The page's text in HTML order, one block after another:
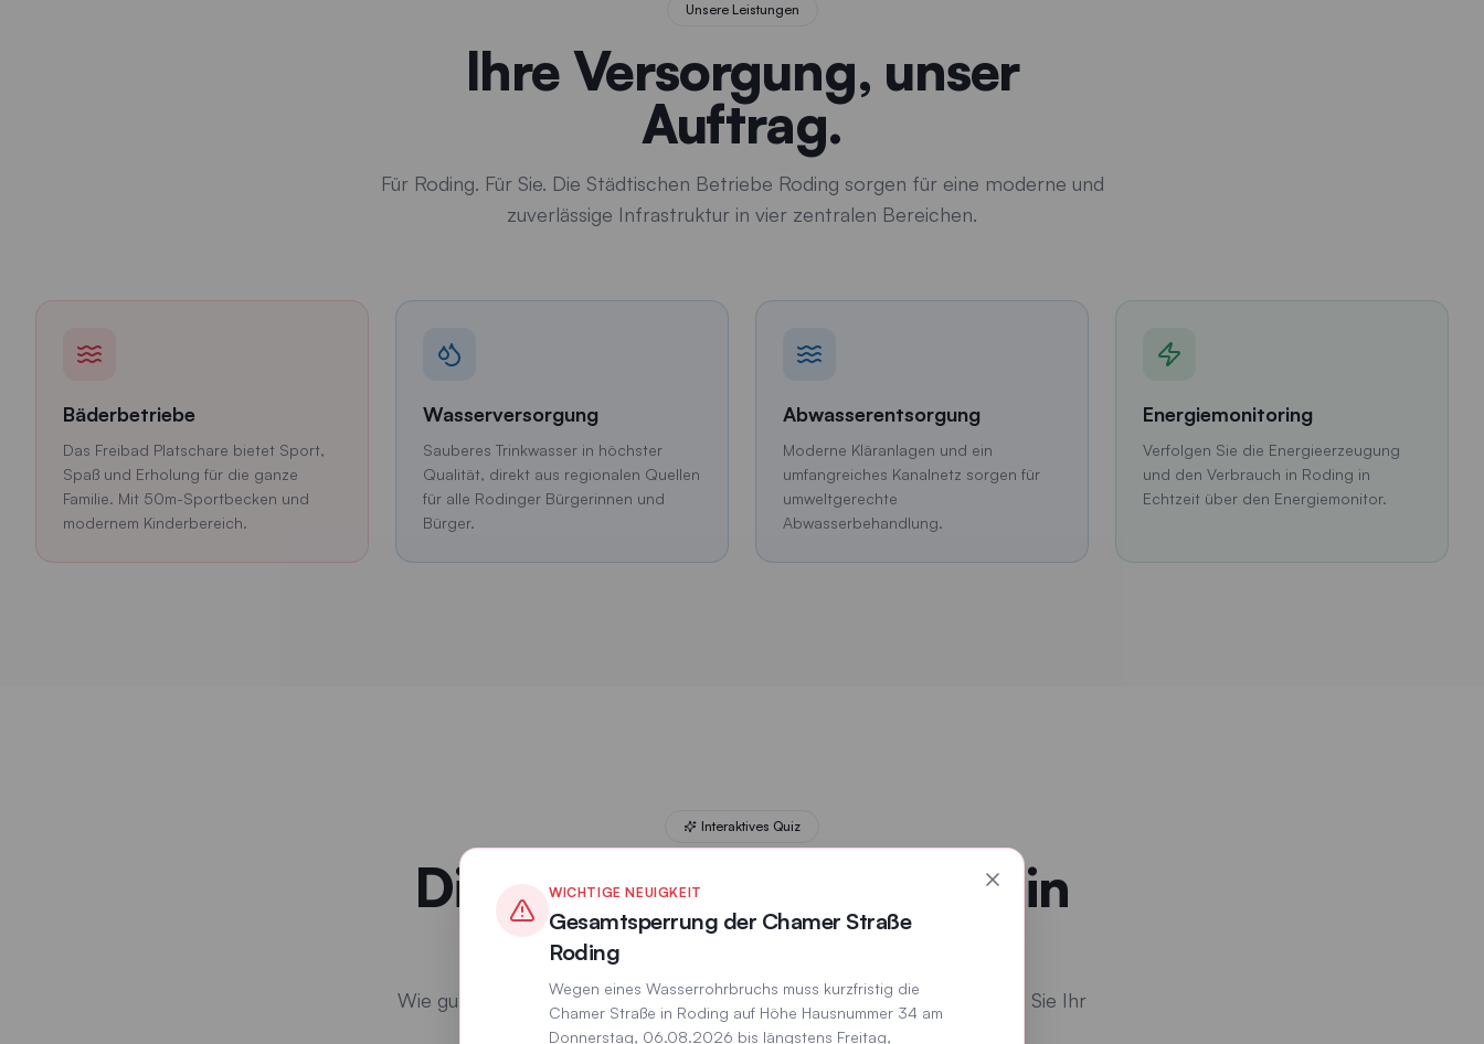
Unsere Leistungen
Ihre Versorgung, unser
Auftrag.
Für Roding. Für Sie. Die Städtischen Betriebe Roding sorgen für eine moderne und
zuverlässige Infrastruktur in vier zentralen Bereichen.
Bäderbetriebe
Das Freibad Platschare bietet Sport,
Spaß und Erholung für die ganze
Familie. Mit 50m-Sportbecken und
modernem Kinderbereich.
Wasserversorgung
Sauberes Trinkwasser in höchster
Qualität, direkt aus regionalen Quellen
für alle Rodinger Bürgerinnen und
Bürger.
Abwasserentsorgung
Moderne Kläranlagen und ein
umfangreiches Kanalnetz sorgen für
umweltgerechte
Abwasserbehandlung.
Energiemonitoring
Verfolgen Sie die Energieerzeugung
und den Verbrauch in Roding in
Echtzeit über den Energiemonitor.
Quiz gestartet. Frage 1 von 5: Wie viele Kilometer Wasserleitungen gibt es in Roding? Interaktives Quiz
Die Städtischen Betriebe in
Zahlen
Wie gut kennen Sie Roding und seine kommunale Infrastruktur? Testen Sie Ihr
Wissen!
WICHTIGE NEUIGKEIT
Gesamtsperrung der Chamer Straße
Roding
Wegen eines Wasserrohrbruchs muss kurzfristig die
Chamer Straße in Roding auf Höhe Hausnummer 34 am
Donnerstag, 06.08.2026 bis längstens Freitag,